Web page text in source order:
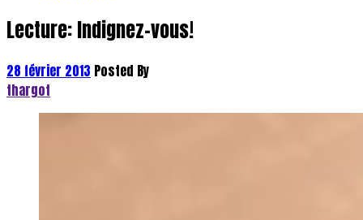
Lecture: Indignez-vous!
28 février 2013 Posted By
thargot